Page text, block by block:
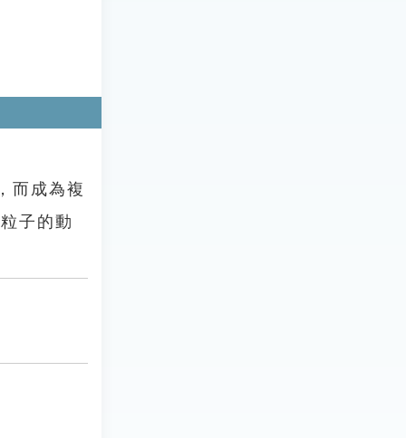
而成為複
子的動